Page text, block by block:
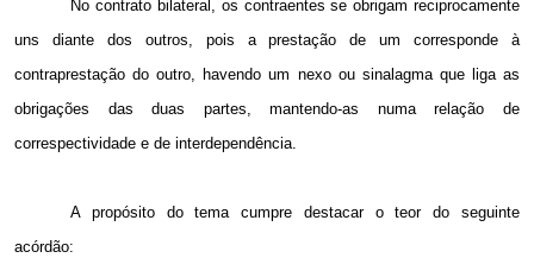
No contrato bilateral, os contraentes se obrigam reciprocamente
uns diante dos outros, pois a prestação de um corresponde à
contraprestação do outro, havendo um nexo ou sinalagma que liga as
obrigações das duas partes, mantendo-as numa relação de
correspectividade e de interdependência.
A propósito do tema cumpre destacar o teor do seguinte
acórdão: